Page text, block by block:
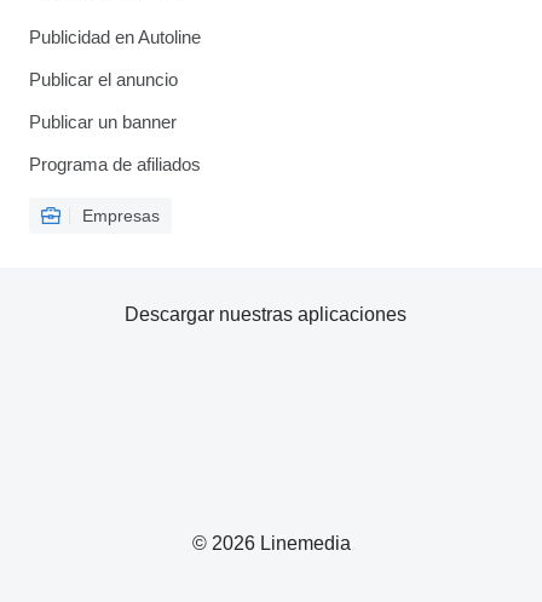
Publicidad en Autoline
Publicar el anuncio
Publicar un banner
Programa de afiliados
Empresas
© 2026 Linemedia
Descargar nuestras aplicaciones